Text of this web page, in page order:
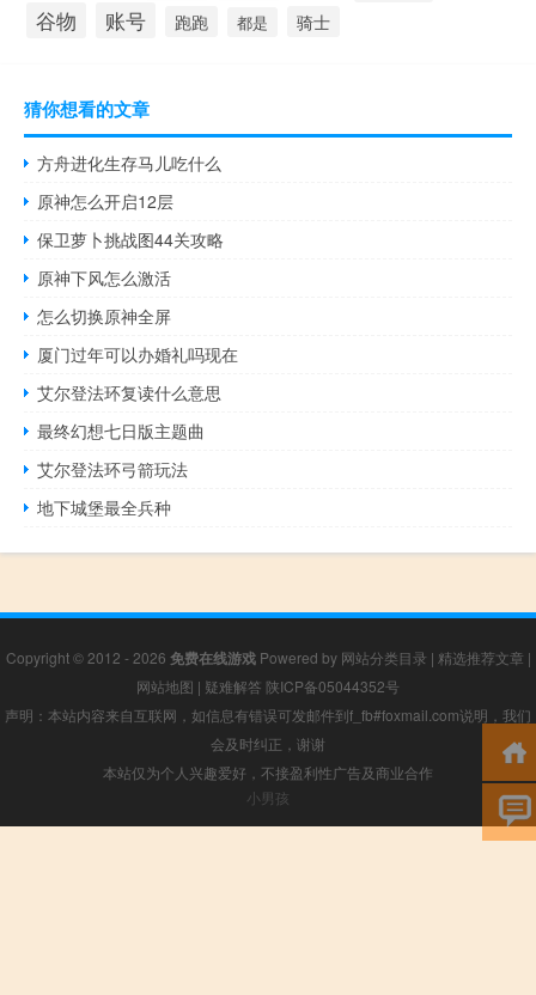
谷物 账号 跑跑 都是 骑士
猜你想看的文章
方舟进化生存马儿吃什么
原神怎么开启12层
保卫萝卜挑战图44关攻略
原神下风怎么激活
怎么切换原神全屏
厦门过年可以办婚礼吗现在
艾尔登法环复读什么意思
最终幻想七日版主题曲
艾尔登法环弓箭玩法
地下城堡最全兵种
Copyright © 2012 - 2026 免费在线游戏Powered by 网站分类目录 | 精选推荐文章 |
网站地图 | 疑难解答 陕ICP备05044352号
声明：本站内容来自互联网，如信息有错误可发邮件到f_fb#foxmail.com说明，我们
会及时纠正，谢谢
本站仅为个人兴趣爱好，不接盈利性广告及商业合作
小男孩